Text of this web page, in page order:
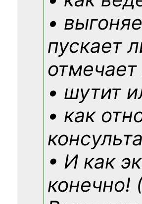
•
пускает
• шутит
• как
• И как
конечно!